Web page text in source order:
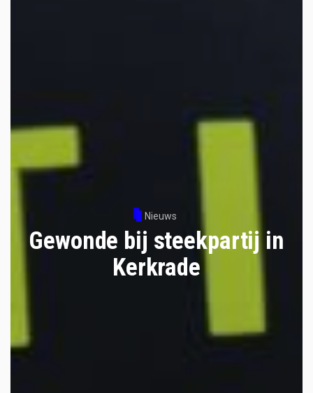
Nieuws
Gewonde bij steekpartij in
Kerkrade